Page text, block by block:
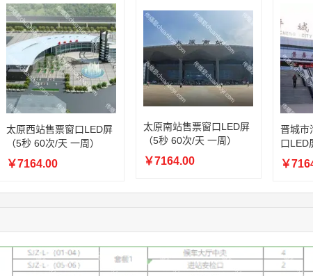
176****3456 联系了该媒体所在商家
182****6963 联系了该媒体所在商家
130****3379 联系了该媒体所在商家
191****0991 联系了该媒体所在商家
186****8762 联系了该媒体所在商家
166****9198
联系了该媒体所在商家
182****1341 联系了该媒体所在商家
159****9700 联系了该媒体所在商家
155****6115 联系了该媒体所在商家
181****7631
联系了该媒体所在商家
156****3374 联系了该媒体所在商家
太原西站售票窗口LED屏
（5秒 60次/天 一周）
￥7164.00
太原南站售票窗口LED屏
（5秒 60次/天 一周）
￥7164.00
晋城市
口LED屏
一周）
￥